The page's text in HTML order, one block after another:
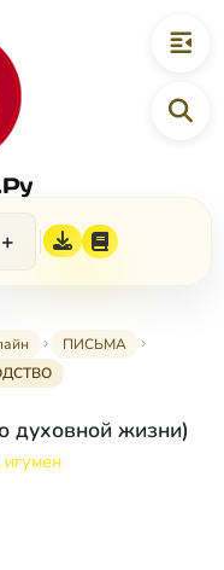
+
ПИСЬМА
духовной жизни)